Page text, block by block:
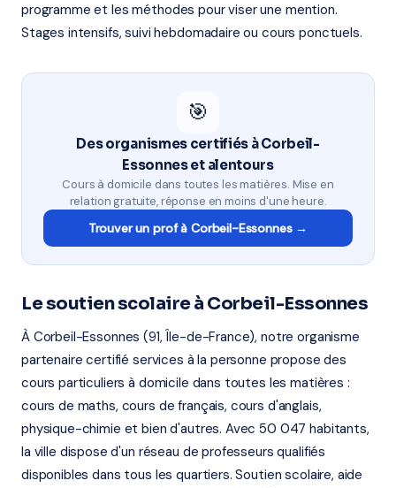
programme et les méthodes pour viser une mention.
Stages intensifs, suivi hebdomadaire ou cours ponctuels.
🎯
Des organismes certifiés à Corbeil-
Essonnes et alentours
Cours à domicile dans toutes les matières. Mise en
relation gratuite, réponse en moins d'une heure.
Trouver un prof à Corbeil-Essonnes →
Le soutien scolaire à Corbeil-Essonnes
À Corbeil-Essonnes (91, Île-de-France), notre organisme
partenaire certifié services à la personne propose des
cours particuliers à domicile dans toutes les matières :
cours de maths, cours de français, cours d'anglais,
physique-chimie et bien d'autres. Avec 50 047 habitants,
la ville dispose d'un réseau de professeurs qualifiés
disponibles dans tous les quartiers. Soutien scolaire, aide